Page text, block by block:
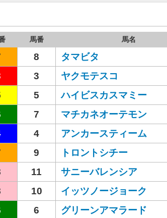
馬番 馬名
8 タマビタ
3 ヤクモテスコ
5 ハイビスカスマミー
7 マチカネオーテモン
4 アンカースティーム
9 トロントシチー
11 サニーバレンシア
10 イッツノージョーク
6 グリーンアマラード